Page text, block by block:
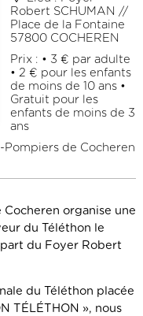
Robert SCHUMAN //
Place de la Fontaine
57800 COCHEREN
Prix : • 3 € par adulte
• 2 € pour les enfants
de moins de 10 ans •
Gratuit pour les
enfants de moins de 3
ans
Pompiers de Cocheren
Cocheren organise une
du Téléthon le
du Foyer Robert
du Téléthon placée
TÉLÉTHON », nous